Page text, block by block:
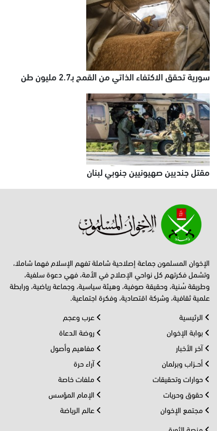
سورية تحقق الاكتفاء الذاتي من القمح بـ2.7 مليون طن
مقتل جنديين صهيونيين جنوبي لبنان
الإخوان المسلمون جماعة إصلاحية شاملة تفهم الإسلام فهما شاملا،
وتشمل فكرتهم كل نواحي الإصلاح في الأمة، فهي دعوة سلفية،
وطريقة سُنية، وحقيقة صوفية، وهيئة سياسية، وجماعة رياضية، ورابطة
علمية ثقافية، وشركة اقتصادية، وفكرة اجتماعية.
الرئيسية
بوابة الإخوان
آخر الأخبار
أحــزاب وبرلمان
حوارات وتحقيقات
حقوق وحريات
مجتمع الإخوان
عرب وعجم
روضة الدعاة
مفاهيم وأصول
آراء حرة
ملفات خاصة
الإمام المؤسس
عالم الرياضة